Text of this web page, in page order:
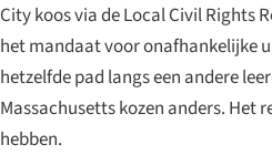
City koos via de Local Civil Rights
het mandaat voor onafhankelijke
hetzelfde pad langs een andere
Massachusetts kozen anders. Het
hebben.